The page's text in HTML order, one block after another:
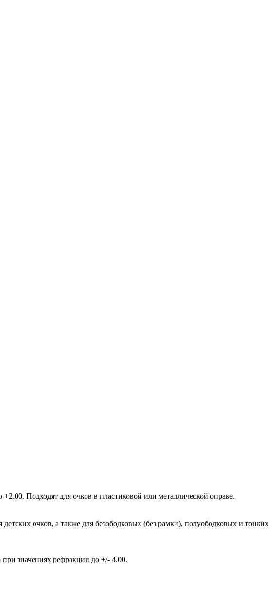
Подходят для очков в пластиковой или металлической оправе.
очков, а также для безободковых (без рамки), полуободковых и тонких
значениях рефракции до +/- 4.00.